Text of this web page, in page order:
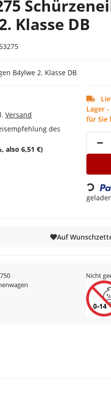
Klasse DB
Nicht
B4ylwe 2. Klasse DB
Versand
des
, also 6,51 €)
Auf
Loading...
Lager
für Sie